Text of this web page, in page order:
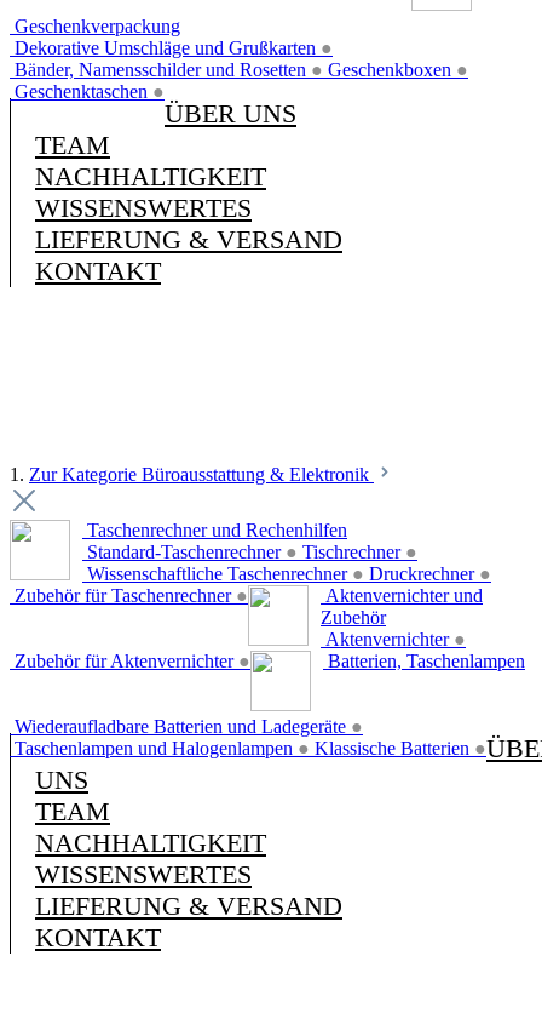
Geschenkverpackung
Dekorative Umschläge und Grußkarten ●
Bänder, Namensschilder und Rosetten ● Geschenkboxen ●
Geschenktaschen ●
ÜBER UNS
TEAM
NACHHALTIGKEIT
WISSENSWERTES
LIEFERUNG & VERSAND
KONTAKT
1. Zur Kategorie Büroausstattung & Elektronik
Taschenrechner und Rechenhilfen
Standard-Taschenrechner ● Tischrechner ●
Wissenschaftliche Taschenrechner ● Druckrechner ●
Zubehör für Taschenrechner ●
Aktenvernichter und
Zubehör
Aktenvernichter ●
Zubehör für Aktenvernichter ● Batterien, Taschenlampen
Wiederaufladbare Batterien und Ladegeräte ●
Taschenlampen und Halogenlampen ● Klassische Batterien ●
UNS
TEAM
NACHHALTIGKEIT
WISSENSWERTES
LIEFERUNG & VERSAND
KONTAKT